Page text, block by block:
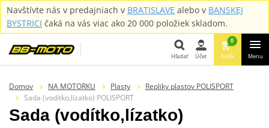
Navštívte nás v predajniach v BRATISLAVE alebo v BANSKEJ
BYSTRICI čaká na vás viac ako 20 000 položiek skladom.
Hľadať
Hľadať Účet
0
Košík Menu
Domov NA MOTORKU Plasty
Repliky plastov POLISPORT
Sada (vodítko,lízatko) POLISPORT
Sada (vodítko,lízatko)